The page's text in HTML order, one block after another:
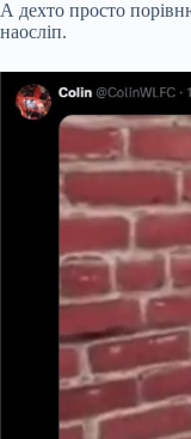
А дехто просто
наосліп.